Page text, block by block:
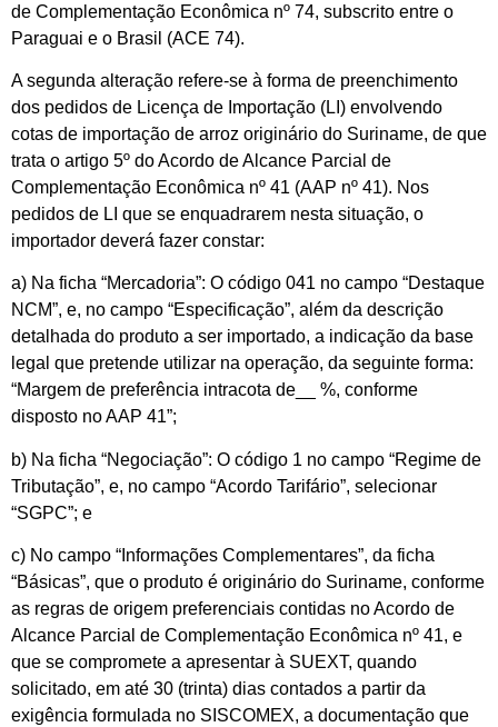
de Complementação Econômica nº 74, subscrito entre o
Paraguai e o Brasil (ACE 74).
A segunda alteração refere-se à forma de preenchimento
dos pedidos de Licença de Importação (LI) envolvendo
cotas de importação de arroz originário do Suriname, de que
trata o artigo 5º do Acordo de Alcance Parcial de
Complementação Econômica nº 41 (AAP nº 41). Nos
pedidos de LI que se enquadrarem nesta situação, o
importador deverá fazer constar:
a) Na ficha “Mercadoria”: O código 041 no campo “Destaque
NCM”, e, no campo “Especificação”, além da descrição
detalhada do produto a ser importado, a indicação da base
legal que pretende utilizar na operação, da seguinte forma:
“Margem de preferência intracota de__ %, conforme
disposto no AAP 41”;
b) Na ficha “Negociação”: O código 1 no campo “Regime de
Tributação”, e, no campo “Acordo Tarifário”, selecionar
“SGPC”; e
c) No campo “Informações Complementares”, da ficha
“Básicas”, que o produto é originário do Suriname, conforme
as regras de origem preferenciais contidas no Acordo de
Alcance Parcial de Complementação Econômica nº 41, e
que se compromete a apresentar à SUEXT, quando
solicitado, em até 30 (trinta) dias contados a partir da
exigência formulada no SISCOMEX, a documentação que